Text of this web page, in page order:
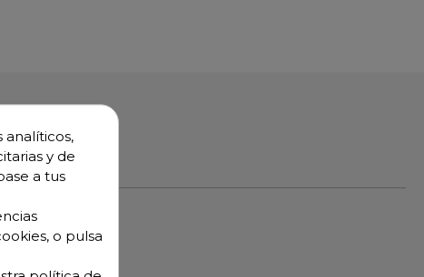
analíticos,
y de
a tus
o pulsa